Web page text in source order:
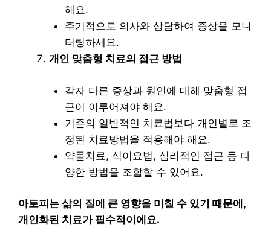
해요.
주기적으로 의사와 상담하여 증상을 모니
터링하세요.
개인 맞춤형 치료의 접근 방법
각자 다른 증상과 원인에 대해 맞춤형 접
근이 이루어져야 해요.
기존의 일반적인 치료법보다 개인별로 조
정된 치료방법을 적용해야 해요.
약물치료, 식이요법, 심리적인 접근 등 다
양한 방법을 조합할 수 있어요.
아토피는 삶의 질에 큰 영향을 미칠 수 있기 때문에,
개인화된 치료가 필수적이에요.